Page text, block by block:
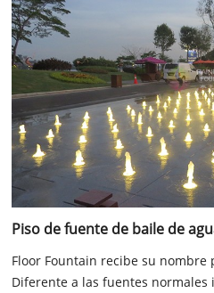
Piso de fuente de baile de
Floor Fountain recibe su
Diferente a las fuentes